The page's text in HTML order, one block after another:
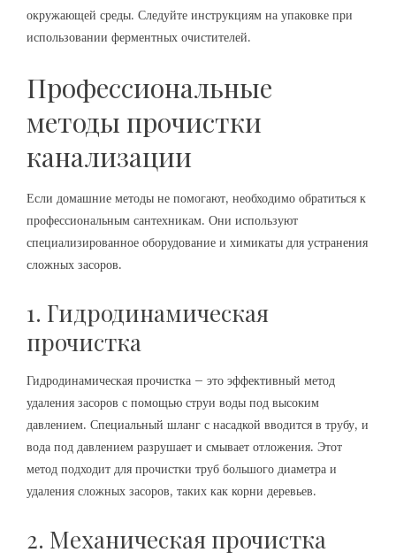
окружающей среды. Следуйте инструкциям на упаковке при
использовании ферментных очистителей.
Профессиональные
методы прочистки
канализации
Если домашние методы не помогают, необходимо обратиться к
профессиональным сантехникам. Они используют
специализированное оборудование и химикаты для устранения
сложных засоров.
1. Гидродинамическая
прочистка
Гидродинамическая прочистка – это эффективный метод
удаления засоров с помощью струи воды под высоким
давлением. Специальный шланг с насадкой вводится в трубу, и
вода под давлением разрушает и смывает отложения. Этот
метод подходит для прочистки труб большого диаметра и
удаления сложных засоров, таких как корни деревьев.
2. Механическая прочистка